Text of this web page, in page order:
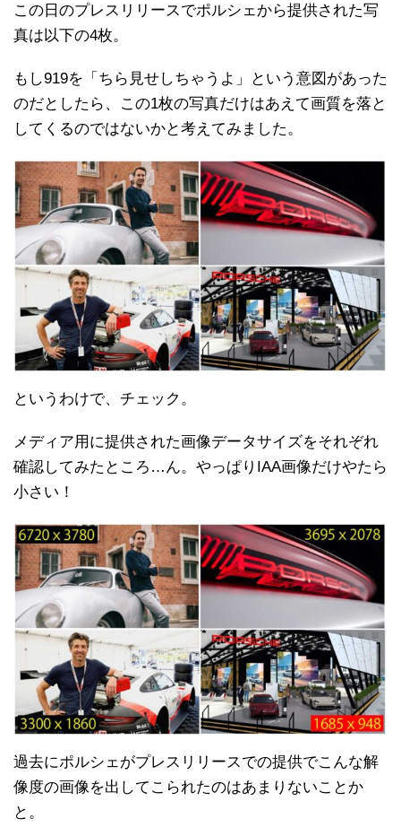
この日のプレスリリースでポルシェから提供された写
真は以下の4枚。
もし919を「ちら見せしちゃうよ」という意図があった
のだとしたら、この1枚の写真だけはあえて画質を落と
してくるのではないかと考えてみました。
というわけで、チェック。
メディア用に提供された画像データサイズをそれぞれ
確認してみたところ…ん。やっぱりIAA画像だけやたら
小さい！
過去にポルシェがプレスリリースでの提供でこんな解
像度の画像を出してこられたのはあまりないことか
と。